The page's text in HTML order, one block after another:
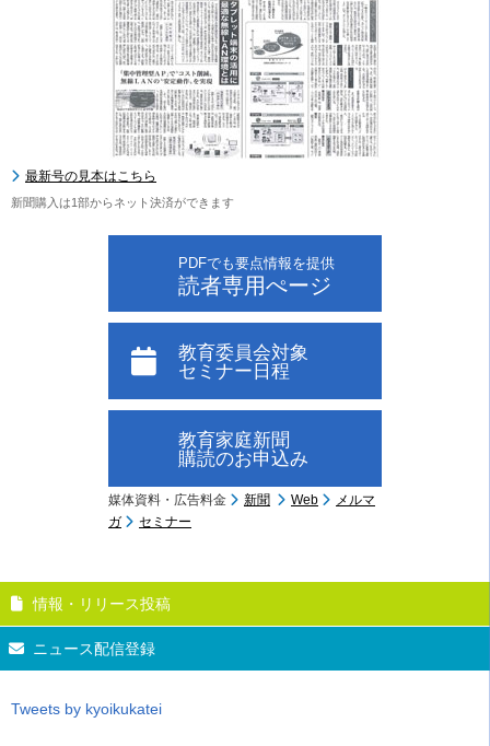
最新号の見本はこちら
新聞購入は1部からネット決済ができます
PDFでも要点情報を提供
読者専用ぺージ
教育委員会対象
セミナー日程
教育家庭新聞
購読のお申込み
媒体資料・広告料金 新聞 Web
メルマ
ガ
セミナー
情報・リリース投稿
ニュース配信登録
Tweets by kyoikukatei